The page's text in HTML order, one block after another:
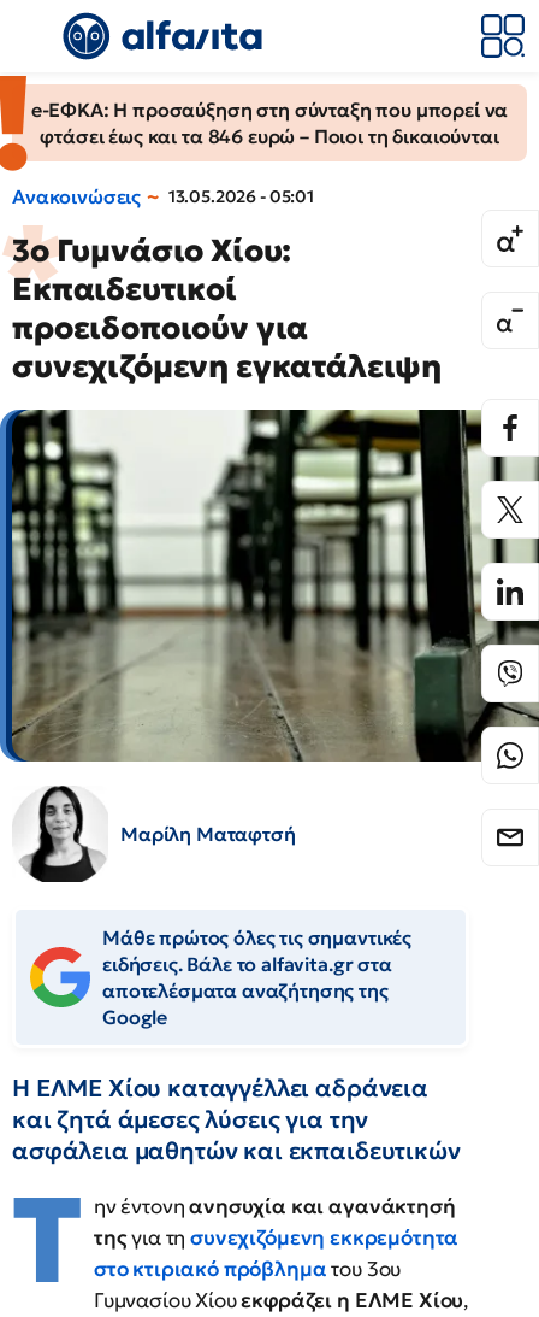
e-ΕΦΚΑ: Η προσαύξηση στη σύνταξη που μπορεί να
φτάσει έως και τα 846 ευρώ – Ποιοι τη δικαιούνται
Ανακοινώσεις 13.05.2026 - 05:01
3ο Γυμνάσιο Χίου:
Εκπαιδευτικοί
προειδοποιούν για
συνεχιζόμενη εγκατάλειψη
Μαρίλη Ματαφτσή
Μάθε πρώτος όλες τις σημαντικές
ειδήσεις. Βάλε το alfavita.gr στα
αποτελέσματα αναζήτησης της
Google
Η ΕΛΜΕ Χίου καταγγέλλει αδράνεια
και ζητά άμεσες λύσεις για την
ασφάλεια μαθητών και εκπαιδευτικών
Τ ην έντονηανησυχία και αγανάκτησή
τηςγια τησυνεχιζόμενη εκκρεμότητα
στο κτιριακό πρόβληματου 3ου
Γυμνασίου Χίουεκφράζει η ΕΛΜΕ Χίου,